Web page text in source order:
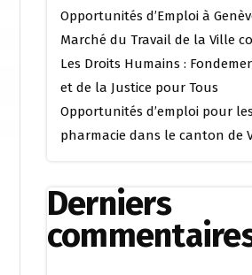
Opportunités d’Emploi à
Marché du Travail de la Ville
Les Droits Humains :
et de la Justice pour Tous
Opportunités d’emploi pour
pharmacie dans le canton de
Derniers